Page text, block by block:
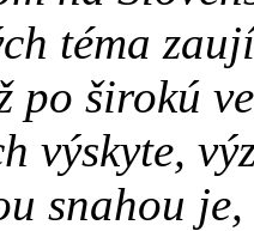
téma
po širokú
výskyte,
snahou